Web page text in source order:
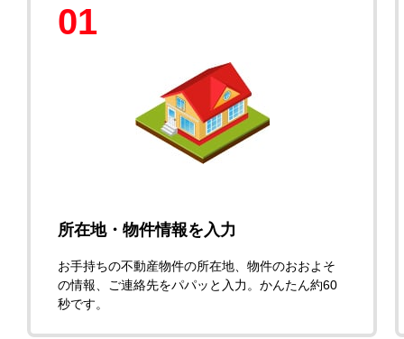
01
所在地・物件情報を入力
お手持ちの不動産物件の所在地、物件のおおよそ
の情報、ご連絡先をパパッと入力。かんたん約60
秒です。